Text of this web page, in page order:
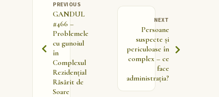
PREVIOUS
GANDUL
#466 –
Problemele
cu gunoiul
în
Complexul
Rezidențial
Răsărit de
Soare
NEXT
Persoane
suspecte și
periculoase în
complex – ce
face
administrația?